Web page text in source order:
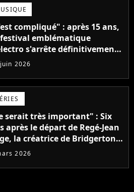
compliqué" : après 15 ans,
emblématique
s'arrête définitivement
une dernière édition
2026
serait très important" : Six
après le départ de Regé-Jean
la créatrice de Bridgerton
faire revenir Simon et
2026